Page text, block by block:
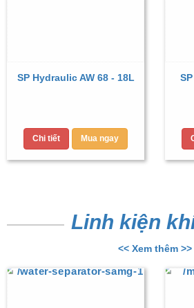
SP Hydraulic AW 68 - 18L
Chi tiết Mua ngay
Linh kiện
<< Xem thêm >>